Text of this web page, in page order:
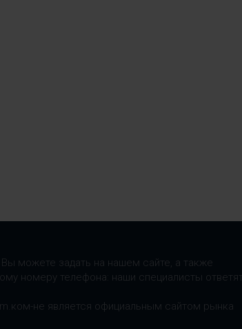
можете задать на нашем сайте, а также
номеру телефона: наши специалисты ответят
не является официальным сайтом рынка